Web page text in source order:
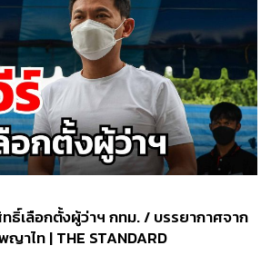
ธิ์เลือกตั้งผู้ว่าฯ กทม. / บรรยากาศจาก
าไท | THE STANDARD